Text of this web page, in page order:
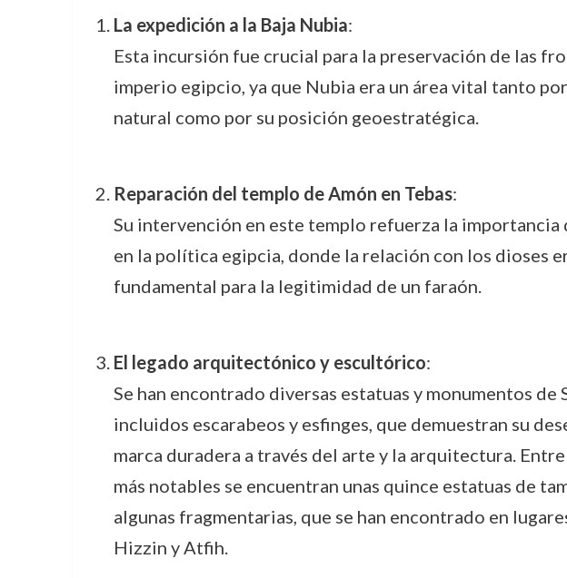
La expedición a la Baja Nubia:
Esta incursión fue crucial para la preservación de las
imperio egipcio, ya que Nubia era un área vital tanto
natural como por su posición geoestratégica.
Reparación del templo de Amón en Tebas:
Su intervención en este templo refuerza la importancia
en la política egipcia, donde la relación con los dioses
fundamental para la legitimidad de un faraón.
El legado arquitectónico y escultórico:
Se han encontrado diversas estatuas y monumentos de
incluidos escarabeos y esfinges, que demuestran su
marca duradera a través del arte y la arquitectura.
más notables se encuentran unas quince estatuas de
algunas fragmentarias, que se han encontrado en
Hizzin y Atfih.